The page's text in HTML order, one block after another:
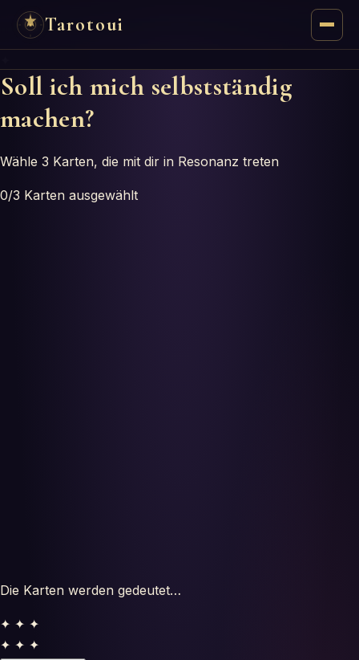
Tarotoui
Tarot
Chat
Tarot-Antworten
Orakel
Soll ich mich selbstständig
machen?
Wähle 3 Karten, die mit dir in Resonanz treten
0/3 Karten ausgewählt
Die Karten werden gedeutet…
✦ ✦ ✦
✦ ✦ ✦